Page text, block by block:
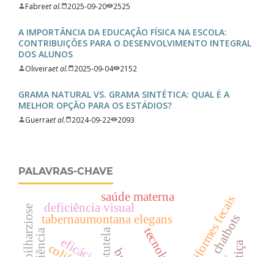
Fabreet al. 2025-09-20 2525
A IMPORTÂNCIA DA EDUCAÇÃO FÍSICA NA ESCOLA:
CONTRIBUIÇÕES PARA O DESENVOLVIMENTO INTEGRAL
DOS ALUNOS
Oliveiraet al. 2025-09-04 2152
GRAMA NATURAL VS. GRAMA SINTÉTICA: QUAL É A
MELHOR OPÇÃO PARA OS ESTÁDIOS?
Guerraet al. 2024-09-22 2093
PALAVRAS-CHAVE
tabernaumontana elegans coliformes fecais
chatbots
deficiência visual
saúde materna